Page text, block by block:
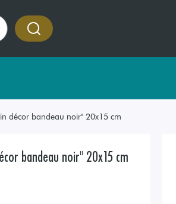
décor bandeau noir" 20x15 cm
bandeau noir" 20x15 cm